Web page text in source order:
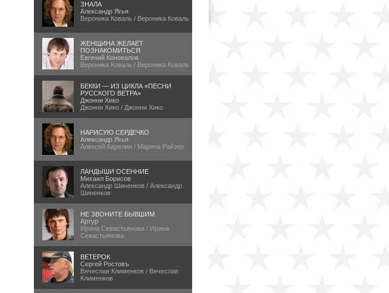
ЗНАЛА
Александр Ягья
Вероника Коваль / Вероника Коваль
ЖЕНЩИНА ЖЕЛАЕТ
ПОЗНАКОМИТЬСЯ
Евгений Коновалов
Вероника Коваль / Вероника Коваль
БЕККИ — ИЗ ЦИКЛА «ПЕСНИ
РУССКОГО ВЕТРА»
Джонни Хико
Джонни Хико / Джонни Хико
НАРИСУЮ СЕРДЕЧКО
Александр Ягья
Алексей Карелин / Марина Райзер
ЛАНДЫШИ ОСЕННИЕ
Михаил Борисов
Александр Шиненков / Александр
Шиненков
НЕ ЗВОНИТЕ БЫВШИМ
Артур
Ирина Севастьянова / Ирина
Севастьянова
ВЕТЕРОК
Сергей Ростовъ
Вячеслав Клименков / Вячеслав
Клименков